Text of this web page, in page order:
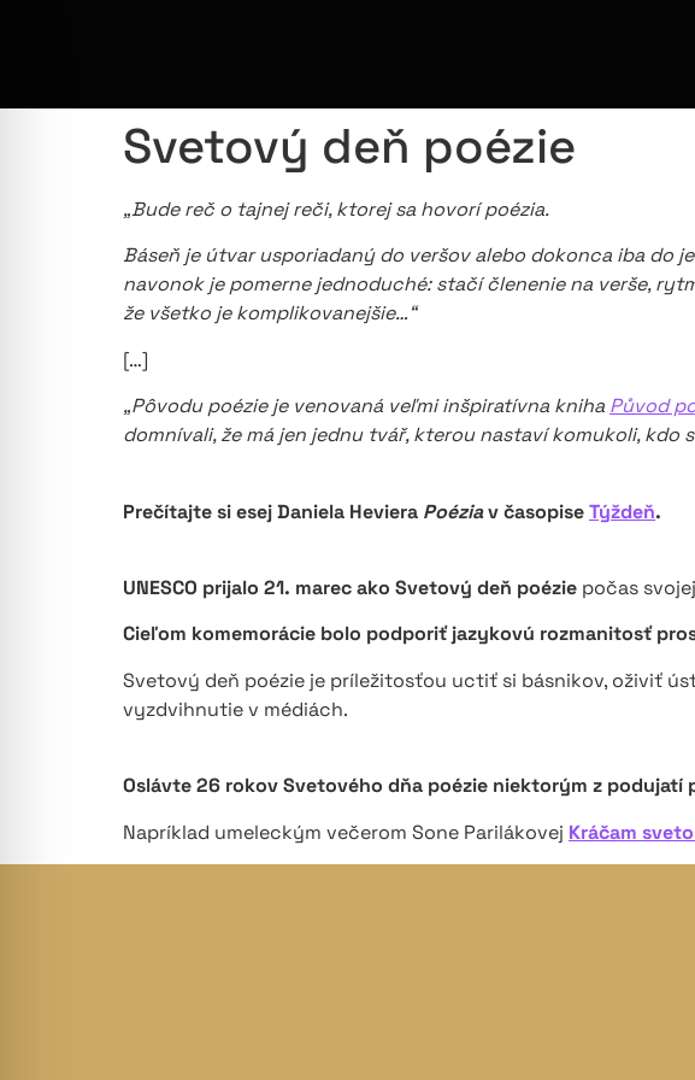
Svetový deň poézie
„Bude reč o tajnej reči, ktorej sa hovorí poézia.
Báseň je útvar usporiadaný do veršov alebo dokonca iba do
navonok je pomerne jednoduché: stačí členenie na verše,
že všetko je komplikovanejšie…“
[…]
„Pôvodu poézie je venovaná veľmi inšpiratívna kniha Původ
domnívali, že má jen jednu tvář, kterou nastaví komukoli, kdo
Prečítajte si esej Daniela Heviera Poéziav časopiseTýždeň.
UNESCO prijalo 21. marec ako Svetový deň poézie počas
Cieľom komemorácie bolo podporiť jazykovú rozmanitosť
Svetový deň poézie je príležitosťou uctiť si básnikov, oživiť
vyzdvihnutie v médiách.
Oslávte 26 rokov Svetového dňa poézie niektorým z
Napríklad umeleckým večerom Sone Parilákovej Kráčam